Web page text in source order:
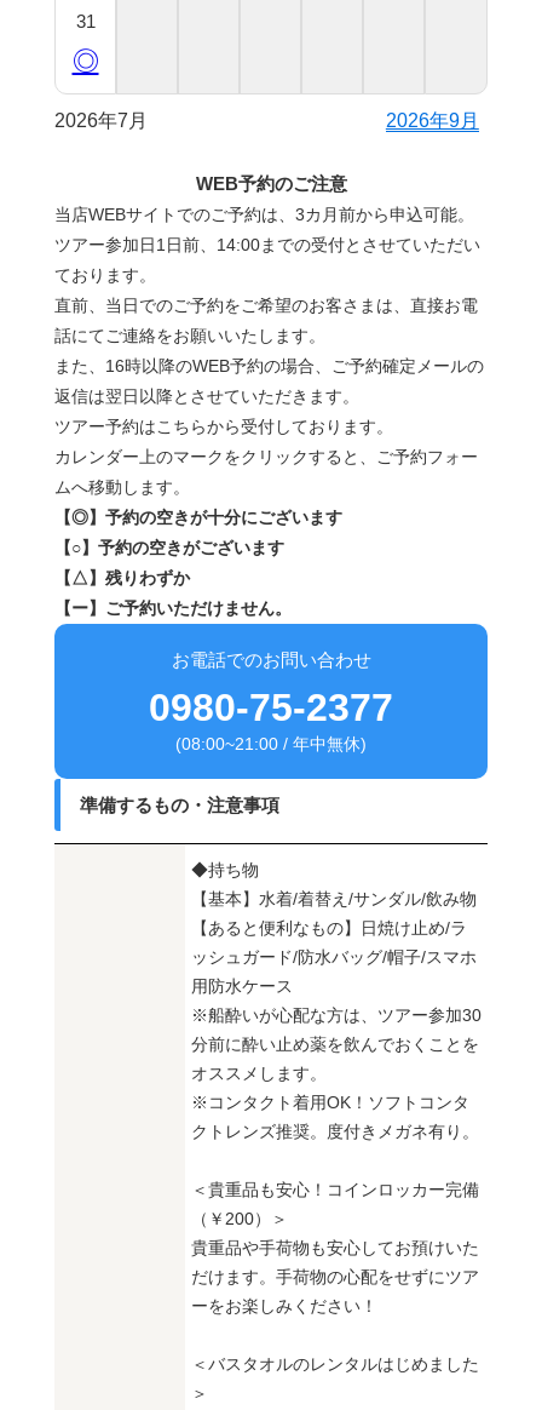
WEB予約のご注意
当店WEBサイトでのご予約は、3カ月前から申込可能。
ツアー参加日1日前、14:00までの受付とさせていただい
ております。
直前、当日でのご予約をご希望のお客さまは、直接お電
話にてご連絡をお願いいたします。
また、16時以降のWEB予約の場合、ご予約確定メールの
返信は翌日以降とさせていただきます。
ツアー予約はこちらから受付しております。
カレンダー上のマークをクリックすると、ご予約フォー
ムへ移動します。
【◎】予約の空きが十分にございます
【○】予約の空きがございます
【△】残りわずか
【ー】ご予約いただけません。
お電話でのお問い合わせ
0980-75-2377
(08:00~21:00 / 年中無休)
31
◎
2026年7月 2026年9月
準備するもの・注意事項
◆持ち物
【基本】水着/着替え/サンダル/飲み物
【あると便利なもの】日焼け止め/ラ
ッシュガード/防水バッグ/帽子/スマホ
用防水ケース
※船酔いが心配な方は、ツアー参加30
分前に酔い止め薬を飲んでおくことを
オススメします。
※コンタクト着用OK！ソフトコンタ
クトレンズ推奨。度付きメガネ有り。
＜貴重品も安心！コインロッカー完備
（￥200）＞
貴重品や手荷物も安心してお預けいた
だけます。手荷物の心配をせずにツア
ーをお楽しみください！
＜バスタオルのレンタルはじめました
＞